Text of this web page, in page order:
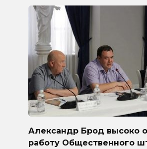
Александр Брод высоко
работу Общественного